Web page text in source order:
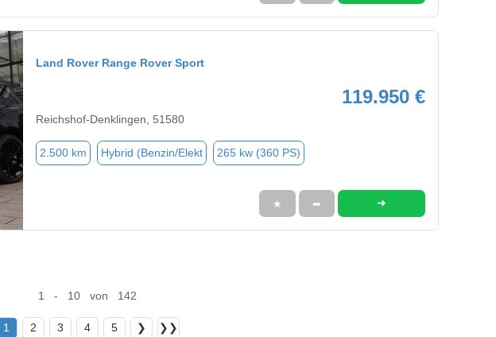
Land Rover Range Rover Sport
119.950 €
Reichshof-Denklingen, 51580
2.500 km Hybrid (Benzin/Elekt 265 kw (360 PS)
★ ➦ ➜
1 - 10 von 142
1 2 3 4 5 ❯ ❯❯